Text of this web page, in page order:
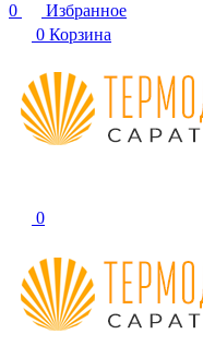
0
Избранное
0 Корзина
0